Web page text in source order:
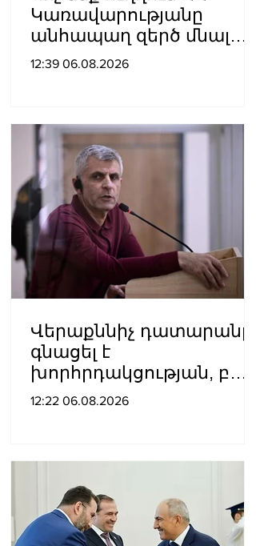
Կառավարությանը
անհապաղ զերծ մնալ
հակաեկեղեցական
Հայաստանյաց
Առաքելական Սուրբ
Եկեղեցու Արգենտինայի
և Չիլիի թեմի
կենտրոնական
վարչութուն
12:39 06.08.2026
Վերաքննիչ դատարանը
գնացել է
խորհրդակցության, բայց
բոլորիս համար պարզ է՝
Իշխանյանը՝ Բաքվից
12:22 06.08.2026